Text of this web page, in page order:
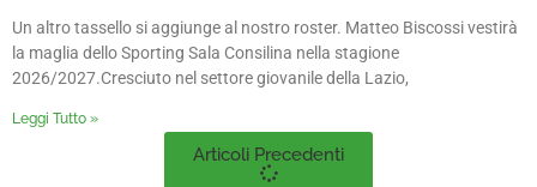
Un altro tassello si aggiunge al nostro roster. Matteo Biscossi vestirà
la maglia dello Sporting Sala Consilina nella stagione
2026/2027.Cresciuto nel settore giovanile della Lazio,
Leggi Tutto »
Articoli Precedenti